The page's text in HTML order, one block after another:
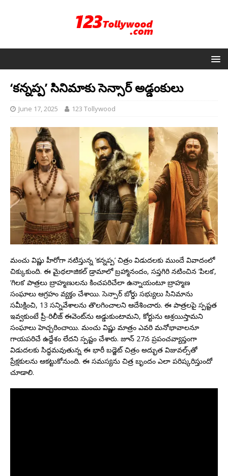
‘కన్నప్ప’ సినిమాకు సెన్సార్ అడ్డంకులు
June 17, 2025 123 Tollywood
మంచు విష్ణు హీరోగా నటిస్తున్న ‘కన్నప్ప’ చిత్రం విడుదలకు ముందే వివాదంలో
చిక్కుకుంది. ఈ మైథలాజికల్ డ్రామాలో బ్రహ్మానందం, సప్తగిరి నటించిన ‘పిలక’,
‘గిలక’ పాత్రలు బ్రాహ్మణులను కించపరిచేలా ఉన్నాయంటూ బ్రాహ్మణ
సంఘాలు ఆగ్రహం వ్యక్తం చేశాయి. సెన్సార్ బోర్డు సభ్యులు సినిమాను
సమీక్షించి, 13 సన్నివేశాలను తొలగించాలని ఆదేశించారు. ఈ పాత్రలపై స్పష్టత
ఇవ్వకుంటే ప్రీ-రిలీజ్ ఈవెంట్‌ను అడ్డుకుంటామని, కోర్టును ఆశ్రయిస్తామని
సంఘాలు హెచ్చరించాయి. మంచు విష్ణు మాత్రం ఎవరి మనోభావాలనూ
గాయపరిచే ఉద్దేశం లేదని స్పష్టం చేశారు. జూన్ 27న ప్రపంచవ్యాప్తంగా
విడుదలకు సిద్ధమవుతున్న ఈ భారీ బడ్జెట్ చిత్రం అద్భుత విజువల్స్‌తో
ప్రేక్షకులను ఆకట్టుకోనుంది. ఈ సమస్యను చిత్ర బృందం ఎలా పరిష్కరిస్తుందో
చూడాలి.